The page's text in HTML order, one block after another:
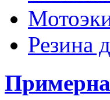
Резина